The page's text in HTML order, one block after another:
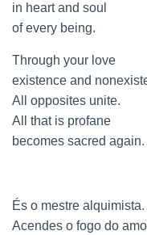
in heart and soul
of every being.
Through your love
existence and
All opposites unite.
All that is profane
becomes sacred again.
És o mestre alquimista.
Acendes o fogo do